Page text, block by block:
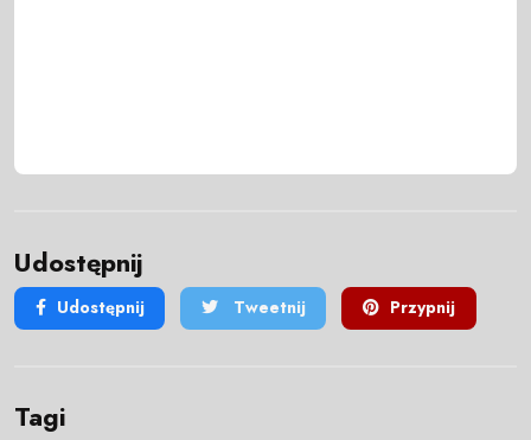
Udostępnij
Udostępnij Tweetnij Przypnij
Tagi